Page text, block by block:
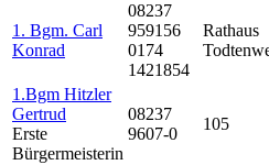
1. Bgm. Carl
Konrad
08237
959156
0174
1421854
Rathaus
1.Bgm Hitzler
Gertrud
Erste
Bürgermeisterin
08237
9607-0
105